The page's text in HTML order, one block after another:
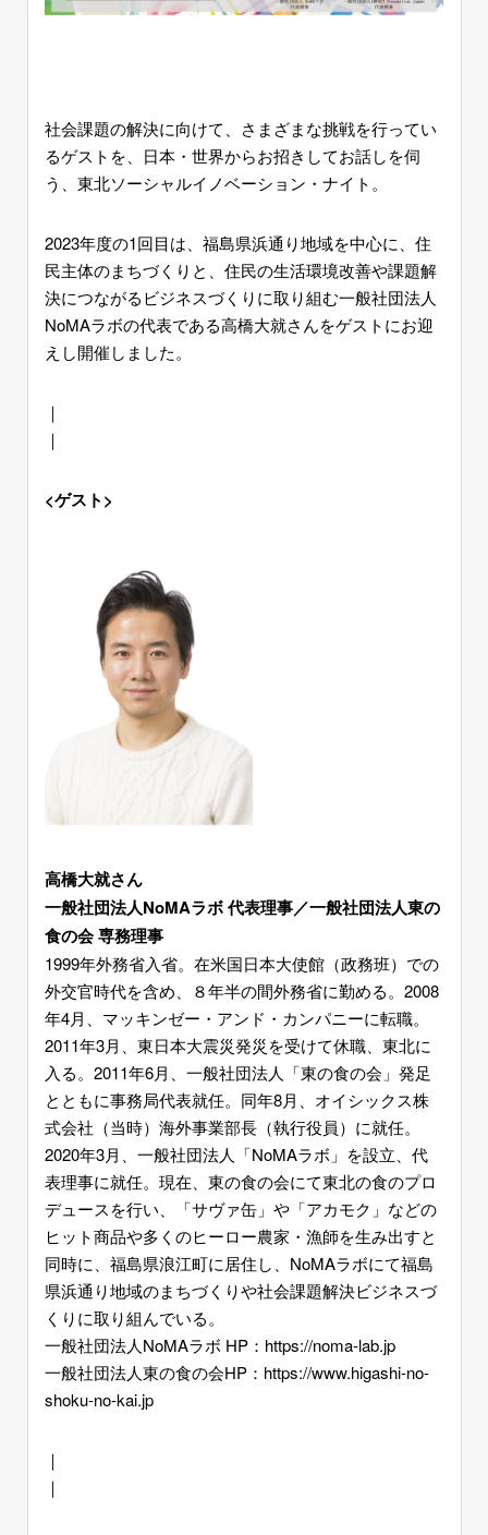
社会課題の解決に向けて、さまざまな挑戦を行ってい
るゲストを、日本・世界からお招きしてお話しを伺
う、東北ソーシャルイノベーション・ナイト。
2023年度の1回目は、福島県浜通り地域を中心に、住
民主体のまちづくりと、住民の生活環境改善や課題解
決につながるビジネスづくりに取り組む一般社団法人
NoMAラボの代表である高橋大就さんをゲストにお迎
えし開催しました。
｜
｜
<ゲスト>
高橋大就さん
一般社団法人NoMAラボ 代表理事／一般社団法人東の
食の会 専務理事
1999年外務省入省。在米国日本大使館（政務班）での
外交官時代を含め、８年半の間外務省に勤める。2008
年4月、マッキンゼー・アンド・カンパニーに転職。
2011年3月、東日本大震災発災を受けて休職、東北に
入る。2011年6月、一般社団法人「東の食の会」発足
とともに事務局代表就任。同年8月、オイシックス株
式会社（当時）海外事業部長（執行役員）に就任。
2020年3月、一般社団法人「NoMAラボ」を設立、代
表理事に就任。現在、東の食の会にて東北の食のプロ
デュースを行い、「サヴァ缶」や「アカモク」などの
ヒット商品や多くのヒーロー農家・漁師を生み出すと
同時に、福島県浪江町に居住し、NoMAラボにて福島
県浜通り地域のまちづくりや社会課題解決ビジネスづ
くりに取り組んでいる。
一般社団法人NoMAラボ HP：https://noma-lab.jp
一般社団法人東の食の会HP：https://www.higashi-no-
shoku-no-kai.jp
｜
｜